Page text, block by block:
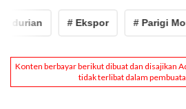
durian # Ekspor # Parigi